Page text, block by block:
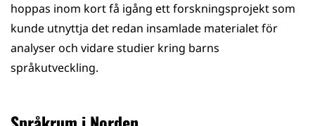
hoppas inom kort få igång ett forskningsprojekt som
kunde utnyttja det redan insamlade materialet för
analyser och vidare studier kring barns
språkutveckling.